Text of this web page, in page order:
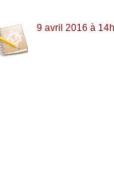
9 avril 2016 à 14h